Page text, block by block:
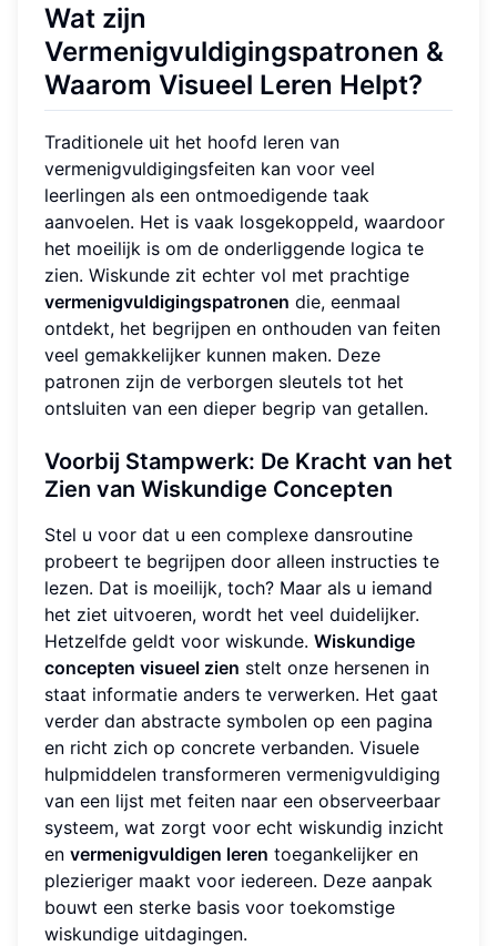
Wat zijn
Vermenigvuldigingspatronen &
Waarom Visueel Leren Helpt?
Traditionele uit het hoofd leren van
vermenigvuldigingsfeiten kan voor veel
leerlingen als een ontmoedigende taak
aanvoelen. Het is vaak losgekoppeld, waardoor
het moeilijk is om de onderliggende logica te
zien. Wiskunde zit echter vol met prachtige
vermenigvuldigingspatronen die, eenmaal
ontdekt, het begrijpen en onthouden van feiten
veel gemakkelijker kunnen maken. Deze
patronen zijn de verborgen sleutels tot het
ontsluiten van een dieper begrip van getallen.
Voorbij Stampwerk: De Kracht van het
Zien van Wiskundige Concepten
Stel u voor dat u een complexe dansroutine
probeert te begrijpen door alleen instructies te
lezen. Dat is moeilijk, toch? Maar als u iemand
het ziet uitvoeren, wordt het veel duidelijker.
Hetzelfde geldt voor wiskunde. Wiskundige
concepten visueel zien stelt onze hersenen in
staat informatie anders te verwerken. Het gaat
verder dan abstracte symbolen op een pagina
en richt zich op concrete verbanden. Visuele
hulpmiddelen transformeren vermenigvuldiging
van een lijst met feiten naar een observeerbaar
systeem, wat zorgt voor echt wiskundig inzicht
en vermenigvuldigen leren toegankelijker en
plezieriger maakt voor iedereen. Deze aanpak
bouwt een sterke basis voor toekomstige
wiskundige uitdagingen.